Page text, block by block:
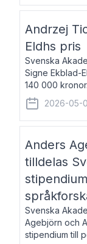
Andrzej
Eldhs pris
Svenska
Signe Ekblad-
140 000
och
lovordade
2026-05-
Anders
tilldelas
Svenska
Agebjörn och
stipendium till